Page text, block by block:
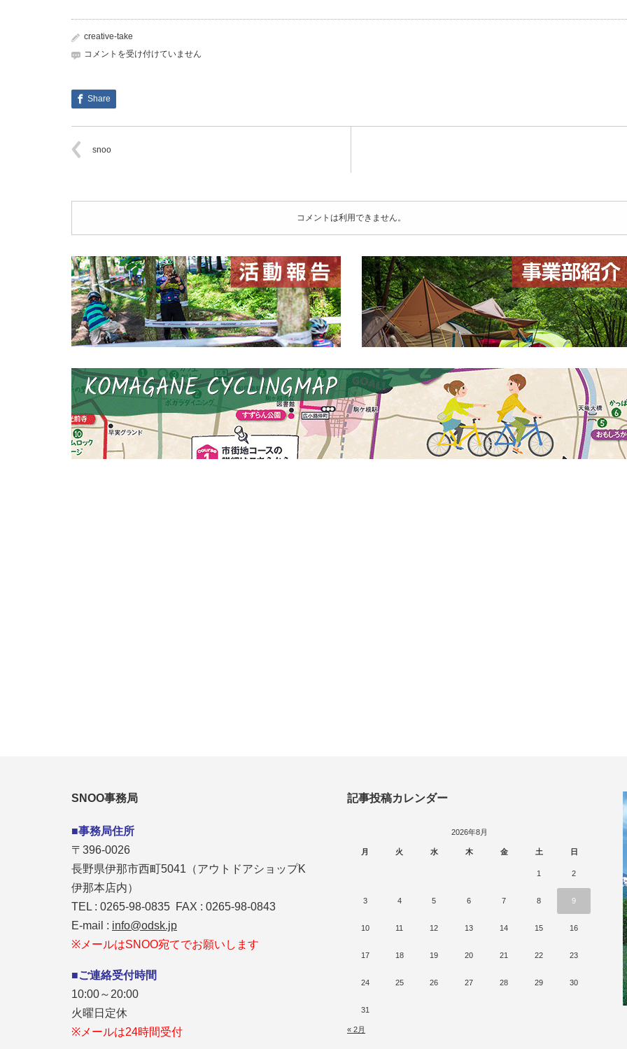
creative-take
snoo
コメントを受け付けていません
Share
snoo
コメントは利用できません。
SNOO事務局
■事務局住所
〒396-0026
長野県伊那市西町5041（アウトドアショップK
伊那本店内）
TEL : 0265-98-0835 FAX : 0265-98-0843
E-mail : info@odsk.jp
※メールはSNOO宛てでお願いします
■ご連絡受付時間
10:00～20:00
火曜日定休
※メールは24時間受付
記事投稿カレンダー
2026年8月
月 火 水 木 金 土 日
1 2
3 4 5 6 7 8 9
10 11 12 13 14 15 16
17 18 19 20 21 22 23
24 25 26 27 28 29 30
31
« 2月